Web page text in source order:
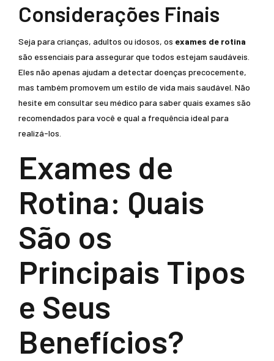
Considerações Finais
Seja para crianças, adultos ou idosos, os exames de rotina
são essenciais para assegurar que todos estejam saudáveis.
Eles não apenas ajudam a detectar doenças precocemente,
mas também promovem um estilo de vida mais saudável. Não
hesite em consultar seu médico para saber quais exames são
recomendados para você e qual a frequência ideal para
realizá-los.
Exames de
Rotina: Quais
São os
Principais Tipos
e Seus
Benefícios?